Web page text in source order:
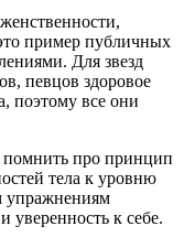
пример публичных
Для звезд
певцов здоровое
поэтому все они
помнить про принцип
тела к уровню
упражнениям
уверенность к себе.